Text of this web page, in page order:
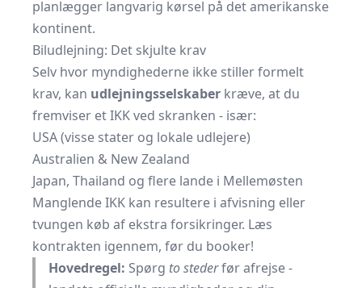
planlægger langvarig kørsel på det amerikanske
kontinent.
Biludlejning: Det skjulte krav
Selv hvor myndighederne ikke stiller formelt
krav, kan udlejningsselskaber kræve, at du
fremviser et IKK ved skranken - især:
USA (visse stater og lokale udlejere)
Australien & New Zealand
Japan, Thailand og flere lande i Mellemøsten
Manglende IKK kan resultere i afvisning eller
tvungen køb af ekstra forsikringer. Læs
kontrakten igennem, før du booker!
Hovedregel: Spørg to stederfør afrejse -